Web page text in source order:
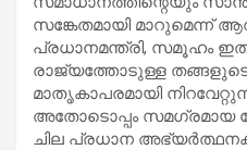
സങ്കേതമായി മാറുമെന്ന്
പ്രധാനമന്ത്രി, സമൂഹം
രാജ്യത്തോടുള്ള
മാതൃകാപരമായി
അതോടൊപ്പം സമഗ്രമായ
ചില പ്രധാന